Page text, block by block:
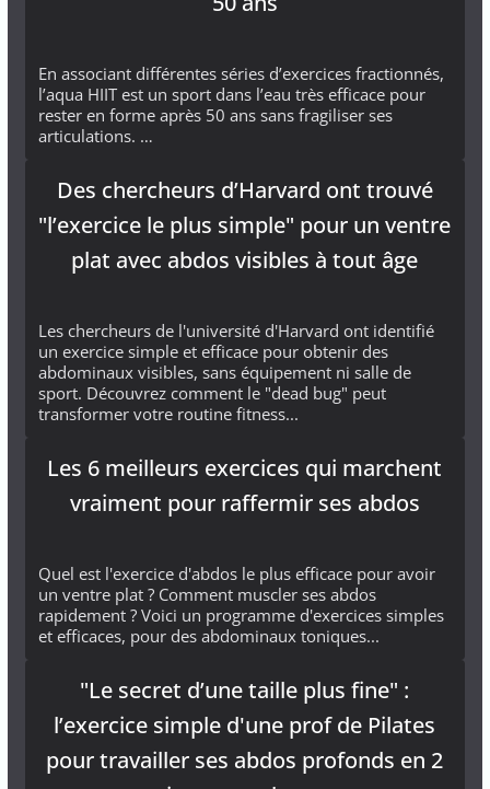
En associant différentes séries d’exercices fractionnés,
l’aqua HIIT est un sport dans l’eau très efficace pour
rester en forme après 50 ans sans fragiliser ses
articulations. …
Des chercheurs d’Harvard ont trouvé
"l’exercice le plus simple" pour un ventre
plat avec abdos visibles à tout âge
Les chercheurs de l'université d'Harvard ont identifié
un exercice simple et efficace pour obtenir des
abdominaux visibles, sans équipement ni salle de
sport. Découvrez comment le "dead bug" peut
transformer votre routine fitness...
Les 6 meilleurs exercices qui marchent
vraiment pour raffermir ses abdos
Quel est l'exercice d'abdos le plus efficace pour avoir
un ventre plat ? Comment muscler ses abdos
rapidement ? Voici un programme d'exercices simples
et efficaces, pour des abdominaux toniques...
"Le secret d’une taille plus fine" :
l’exercice simple d'une prof de Pilates
pour travailler ses abdos profonds en 2